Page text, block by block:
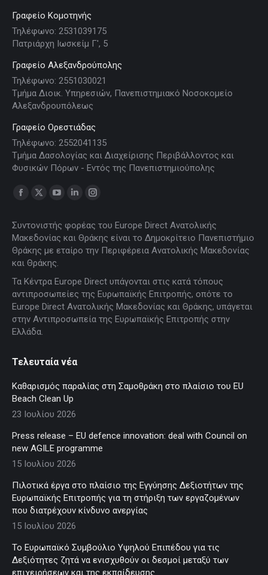
Γραφείο Κομοτηνής
Τηλέφωνο: 2531039175
Πατριάρχη Ιωσκείμ Γ', 5
Γραφείο Αλεξανδρούπολης
Τηλέφωνο: 2551030021
Τμήμα Διοικ. Υπηρεσιών, Πανεπιστημιακό Νοσοκομείο
Αλεξανδρουπόλεως
Γραφείο Ορεστιάδας
Τηλέφωνο: 2552041135
Τμήμα Δασολογίας και Διαχείρισης Περιβάλλοντος και
Φυσικών Πόρων - Εντός της Πανεπιστημιούπολης
Find us on:
Facebook
opens
in
new
window
X
opens
new
window
YouTube
opens
in
new
window
Linkedin
opens
window
Instagram
opens
window
Συντονιστής φορέας του Europe Direct Ανατολικής
Μακεδονίας και Θράκης είναι το Δημοκρίτειο Πανεπιστήμιο
Θράκης με εταίρο την Περιφέρεια Ανατολικής Μακεδονίας
και Θράκης.
Τα Κέντρα Europe Direct υπάγονται στις κατά τόπους
αντιπροσωπείες της Ευρωπαϊκής Επιτροπής, οπότε το
Europe Direct Ανατολικής Μακεδονίας και Θράκης, υπάγεται
στην Αντιπροσωπεία της Ευρωπαϊκής Επιτροπής στην
Ελλάδα.
Τελευταία νέα
Καθαρισμός παραλίας στη Σαμοθράκη στο πλαίσιο του EU
Beach Clean Up
23 Ιουλίου 2026
Press release – EU defence innovation: deal with Council on
new AGILE programme
15 Ιουλίου 2026
Πιλοτικά έργα στο πλαίσιο της Εγγύησης Δεξιοτήτων της
Ευρωπαϊκής Επιτροπής για τη στήριξη των εργαζομένων
που διατρέχουν κίνδυνο ανεργίας
15 Ιουλίου 2026
Το Ευρωπαϊκό Συμβούλιο Υψηλού Επιπέδου για τις
Δεξιότητες ζητά να ενισχυθούν οι δεσμοί μεταξύ των
επιχειρήσεων και της εκπαίδευσης